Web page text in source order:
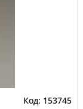
153745